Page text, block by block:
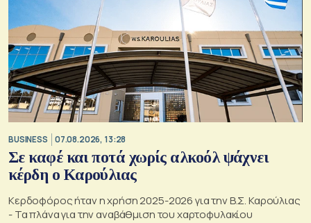
BUSINESS 07.08.2026, 13:28
Σε καφέ και ποτά χωρίς αλκοόλ ψάχνει
κέρδη ο Καρούλιας
Κερδοφόρος ήταν η χρήση 2025-2026 για την Β.Σ. Καρούλιας
- Τα πλάνα για την αναβάθμιση του χαρτοφυλακίου